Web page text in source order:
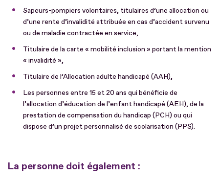
Sapeurs-pompiers volontaires, titulaires d’une allocation ou
d’une rente d’invalidité attribuée en cas d’accident survenu
ou de maladie contractée en service,
Titulaire de la carte « mobilité inclusion » portant la mention
« invalidité »,
Titulaire de l’Allocation adulte handicapé (AAH),
Les personnes entre 15 et 20 ans qui bénéficie de
l’allocation d’éducation de l’enfant handicapé (AEH), de la
prestation de compensation du handicap (PCH) ou qui
dispose d’un projet personnalisé de scolarisation (PPS).
La personne doit également :